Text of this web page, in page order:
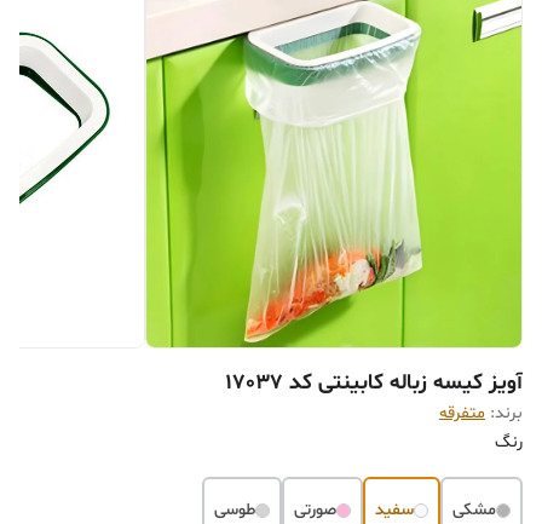
آویز کیسه زباله کابینتی کد 17037
برند: متفرقه
رنگ
مشکی سفید صورتی طوسی